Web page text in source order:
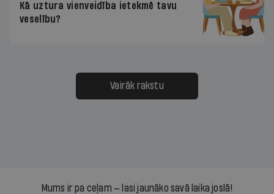
Kā uztura vienveidība ietekmē tavu
veselību?
Vairāk rakstu
Mums ir pa ceļam — lasi jaunāko savā laika joslā!